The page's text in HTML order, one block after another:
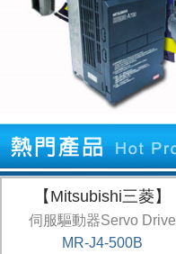
【Mitsubishi三菱】
伺服驅動器Servo Drive
MR-J4-500B